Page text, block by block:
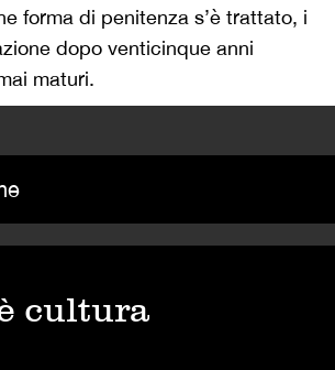
forma di penitenza s’è trattato, i
dopo venticinque anni
maturi.
cultura